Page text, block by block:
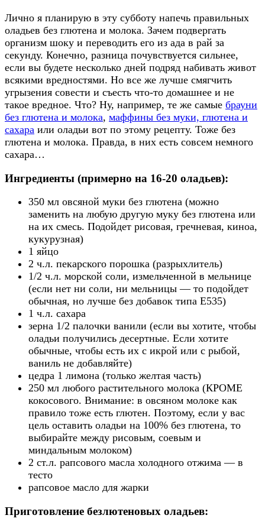
Лично я планирую в эту субботу напечь правильных
оладьев без глютена и молока. Зачем подвергать
организм шоку и переводить его из ада в рай за
секунду. Конечно, разница почувствуется сильнее,
если вы будете несколько дней подряд набивать живот
всякими вредностями. Но все же лучше смягчить
угрызения совести и съесть что-то домашнее и не
такое вредное. Что? Ну, например, те же самые брауни
без глютена и молока, маффины без муки, глютена и
сахара или оладьи вот по этому рецепту. Тоже без
глютена и молока. Правда, в них есть совсем немного
сахара…
Ингредиенты (примерно на 16-20 оладьев):
350 мл овсяной муки без глютена (можно
заменить на любую другую муку без глютена или
на их смесь. Подойдет рисовая, гречневая, киноа,
кукурузная)
1 яйцо
2 ч.л. пекарского порошка (разрыхлитель)
1/2 ч.л. морской соли, измельченной в мельнице
(если нет ни соли, ни мельницы — то подойдет
обычная, но лучше без добавок типа Е535)
1 ч.л. сахара
зерна 1/2 палочки ванили (если вы хотите, чтобы
оладьи получились десертные. Если хотите
обычные, чтобы есть их с икрой или с рыбой,
ваниль не добавляйте)
цедра 1 лимона (только желтая часть)
250 мл любого растительного молока (КРОМЕ
кокосового. Внимание: в овсяном молоке как
правило тоже есть глютен. Поэтому, если у вас
цель оставить оладьи на 100% без глютена, то
выбирайте между рисовым, соевым и
миндальным молоком)
2 ст.л. рапсового масла холодного отжима — в
тесто
рапсовое масло для жарки
Приготовление безлютеновых оладьев: